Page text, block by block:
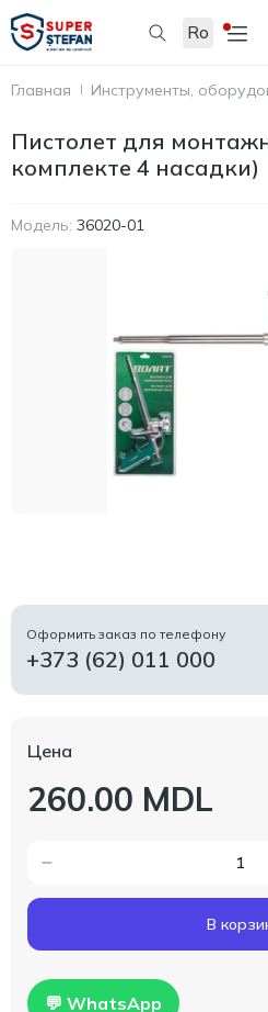
Ro
Главная Инструменты,
Пистолет для
комплекте 4 насадки)
Модель: 36020-01
Оформить заказ по телефону
+373 (62) 011 000
Цена
260.00 MDL
В
💬 WhatsApp